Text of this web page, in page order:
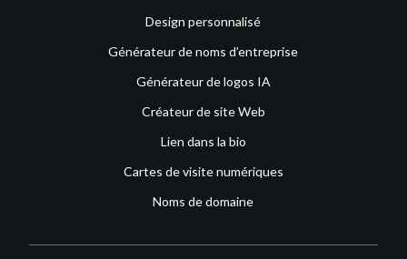
Design personnalisé
Générateur de noms d’entreprise
Générateur de logos IA
Créateur de site Web
Lien dans la bio
Cartes de visite numériques
Noms de domaine